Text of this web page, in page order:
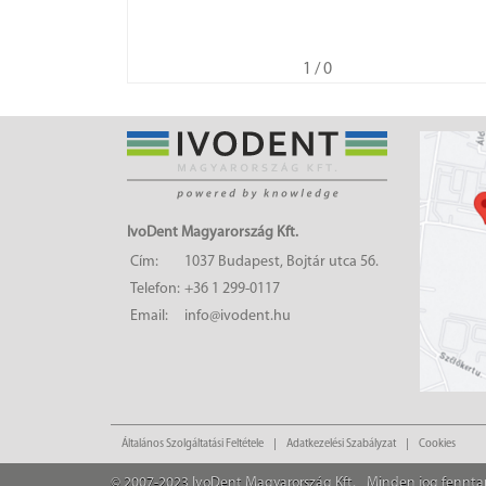
1 / 0
IvoDent Magyarország Kft.
Cím:
1037 Budapest, Bojtár utca 56.
Telefon: +36 1 299-0117
Email:
info@ivodent.hu
Általános Szolgáltatási Feltétele Adatkezelési Szabályzat Cookies